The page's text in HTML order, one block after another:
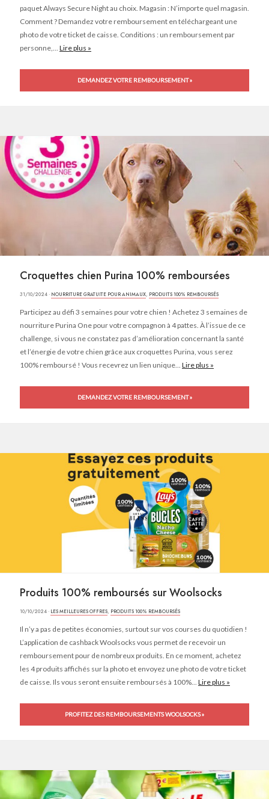
paquet Always Secure Night au choix. Magasin : N’importe quel magasin.
Comment ? Demandez votre remboursement en téléchargeant une
photo de votre ticket de caisse. Conditions : un remboursement par
personne,... Lire plus »
DEMANDEZ VOTRE REMBOURSEMENT »
Croquettes chien Purina 100% remboursées
31/10/2024 · NOURRITURE GRATUITE POUR ANIMAUX, PRODUITS 100% REMBOURSÉS
Participez au défi 3 semaines pour votre chien ! Achetez 3 semaines de
nourriture Purina One pour votre compagnon à 4 pattes. À l’issue de ce
challenge, si vous ne constatez pas d’amélioration concernant la santé
et l’énergie de votre chien grâce aux croquettes Purina, vous serez
100% remboursé ! Vous recevrez un lien unique... Lire plus »
DEMANDEZ VOTRE REMBOURSEMENT »
Produits 100% remboursés sur Woolsocks
10/10/2024 · LES MEILLEURES OFFRES, PRODUITS 100% REMBOURSÉS
Il n’y a pas de petites économies, surtout sur vos courses du quotidien !
L’application de cashback Woolsocks vous permet de recevoir un
remboursement pour de nombreux produits. En ce moment, achetez
les 4 produits affichés sur la photo et envoyez une photo de votre ticket
de caisse. Ils vous seront ensuite remboursés à 100%... Lire plus »
PROFITEZ DES REMBOURSEMENTS WOOLSOCKS »